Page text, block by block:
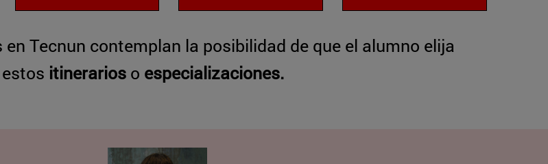
Tecnun contemplan la posibilidad de que el alumno elija
itinerarios o especializaciones.